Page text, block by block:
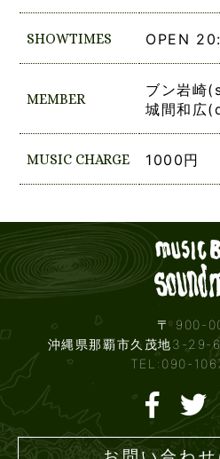
SHOWTIMES OPEN
MEMBER
ブン岩崎
城間和広
MUSIC CHARGE 1000円
〒 900-
沖縄県那覇市久茂地3-29-
TEL:090-